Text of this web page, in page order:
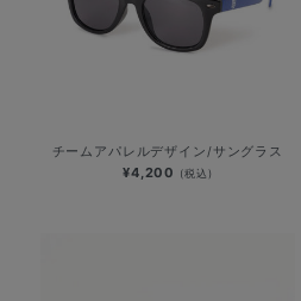
チームアパレルデザイン/サングラス
¥4,200 (税込)